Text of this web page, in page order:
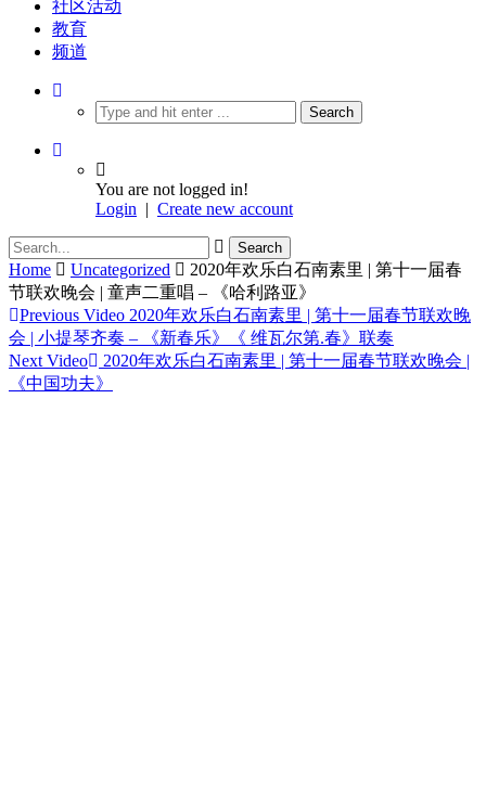
社区活动
教育
频道
You are not logged in!
Login | Create new account
Home Uncategorized
2020年欢乐白石南素里 | 第十一届春
节联欢晚会 | 童声二重唱 – 《哈利路亚》
Previous Video 2020年欢乐白石南素里 | 第十一届春节联欢晚
会 | 小提琴齐奏 – 《新春乐》《 维瓦尔第.春》联奏
Next Video
2020年欢乐白石南素里 | 第十一届春节联欢晚会 |
《中国功夫》